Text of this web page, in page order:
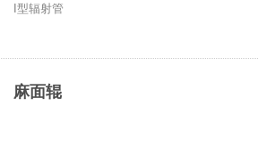
I型辐射管
麻面辊